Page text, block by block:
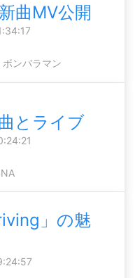
曲MV公開
ボンバラマン
とライブ
」の魅